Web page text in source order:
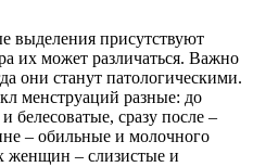
выделения присутствуют
их может различаться. Важно
они станут патологическими.
менструаций разные: до
белесоватые, сразу после –
– обильные и молочного
женщин – слизистые и